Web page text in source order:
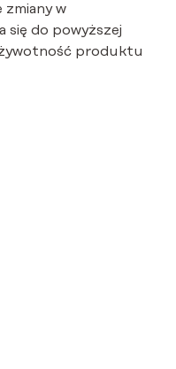
w
się do powyższej
żywotność produktu